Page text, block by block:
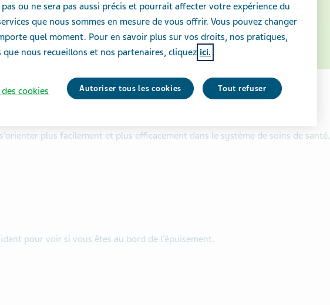
plus facilement et plus efficacement dans le système de soins de santé.
pour voir si vous êtes au bord de l’épuisement.
ou ne sera pas aussi précis et pourrait affecter votre expérience du
que nous sommes en mesure de vous offrir. Vous pouvez changer
quel moment. Pour en savoir plus sur vos droits, nos pratiques,
que nous recueillons et nos partenaires, cliquez ici.
Autoriser tous les cookies Tout refuser
cookies